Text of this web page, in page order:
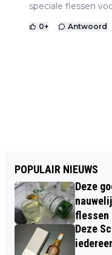
speciale flessen
0+ Antwoord
POPULAIR NIEUWS
Deze
flessen
Deze